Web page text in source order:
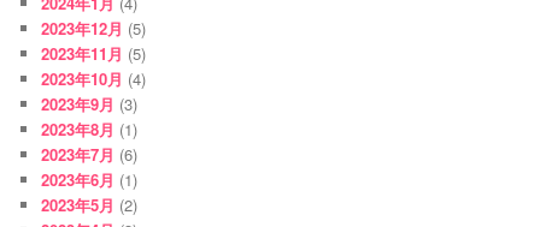
2023年12月 (5)
2023年11月 (5)
2023年10月 (4)
2023年9月 (3)
2023年8月 (1)
2023年7月 (6)
2023年6月 (1)
2023年5月 (2)